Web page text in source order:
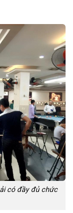
có đầy đủ chức